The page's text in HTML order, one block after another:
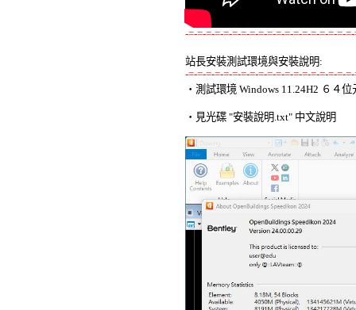
-=-=-=-=-=-=-=-=-=-=-=-=-=-=-=-=-=-=-
站長安裝測試環境與安裝說明:
-=-=-=-=-=-=-=-=-=-=-=-=-=-=-=-=-=-=-
‧測試環境 Windows 11.24H2 ６４
‧見光碟 "安裝說明.txt" 中文說明